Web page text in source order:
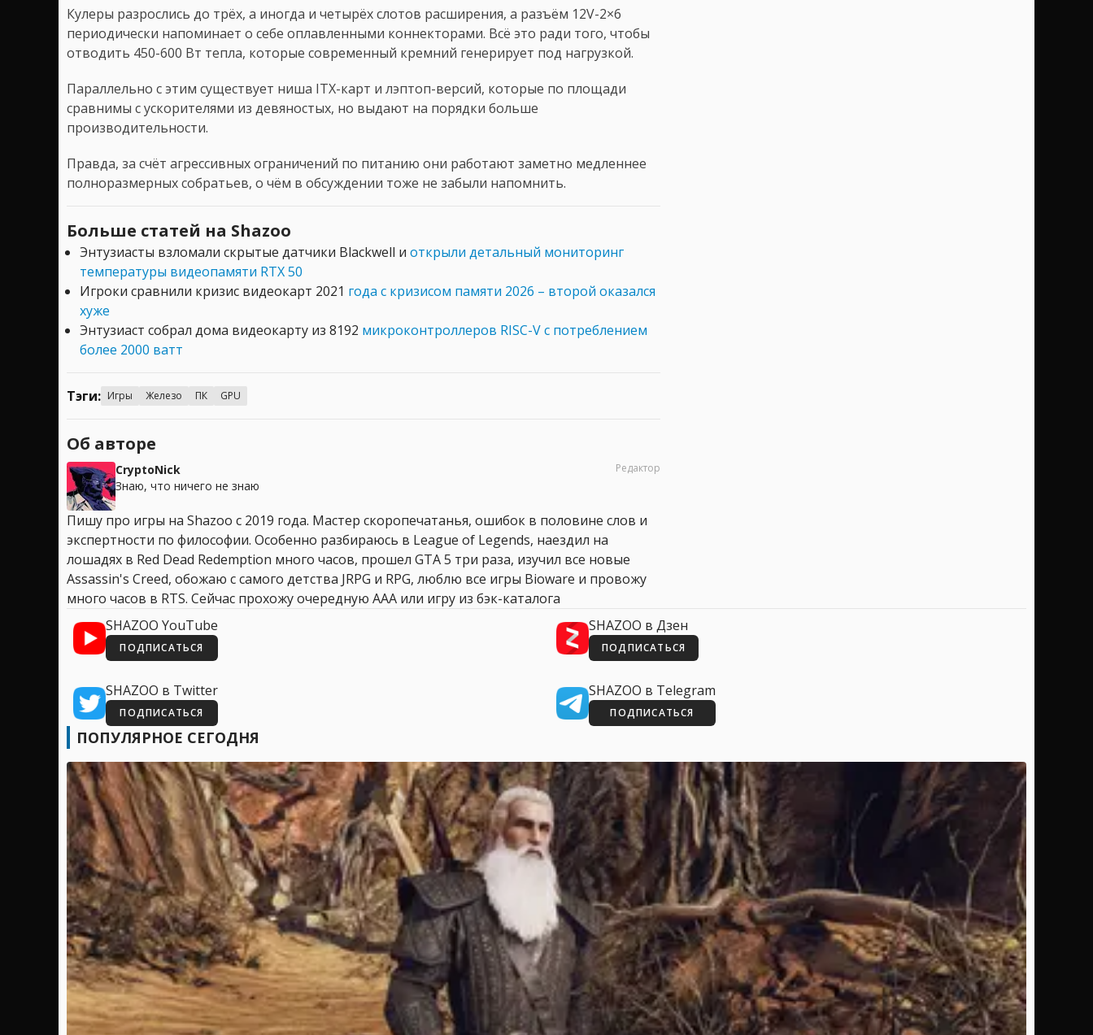
Кулеры разрослись до трёх, а иногда и четырёх слотов расширения, а разъём 12V-2×6
периодически напоминает о себе оплавленными коннекторами. Всё это ради того, чтобы
отводить 450-600 Вт тепла, которые современный кремний генерирует под нагрузкой.
Параллельно с этим существует ниша ITX-карт и лэптоп-версий, которые по площади
сравнимы с ускорителями из девяностых, но выдают на порядки больше
производительности.
Правда, за счёт агрессивных ограничений по питанию они работают заметно медленнее
полноразмерных собратьев, о чём в обсуждении тоже не забыли напомнить.
Больше статей на Shazoo
Энтузиасты взломали скрытые датчики Blackwell и открыли детальный мониторинг
температуры видеопамяти RTX 50
Игроки сравнили кризис видеокарт 2021 года с кризисом памяти 2026 – второй оказался
хуже
Энтузиаст собрал дома видеокарту из 8192 микроконтроллеров RISC-V с потреблением
более 2000 ватт
Тэги: Игры Железо ПК GPU
Об авторе
CryptoNick
Знаю, что ничего не знаю
Редактор
Пишу про игры на Shazoo с 2019 года. Мастер скоропечатанья, ошибок в половине слов и
экспертности по философии. Особенно разбираюсь в League of Legends, наездил на
лошадях в Red Dead Redemption много часов, прошел GTA 5 три раза, изучил все новые
Assassin's Creed, обожаю с самого детства JRPG и RPG, люблю все игры Bioware и провожу
много часов в RTS. Сейчас прохожу очередную AAA или игру из бэк-каталога
SHAZOO YouTube
ПОДПИСАТЬСЯ
SHAZOO в Дзен
ПОДПИСАТЬСЯ
SHAZOO в Twitter
ПОДПИСАТЬСЯ
SHAZOO в Telegram
ПОДПИСАТЬСЯ
ПОПУЛЯРНОЕ СЕГОДНЯ